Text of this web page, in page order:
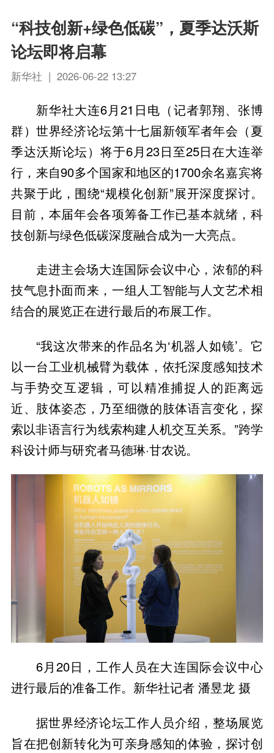
“科技创新+绿色低碳”，夏季达沃斯
论坛即将启幕
新华社 | 2026-06-22 13:27
新华社大连6月21日电（记者郭翔、张博
群）世界经济论坛第十七届新领军者年会（夏
季达沃斯论坛）将于6月23日至25日在大连举
行，来自90多个国家和地区的1700余名嘉宾将
共聚于此，围绕“规模化创新”展开深度探讨。
目前，本届年会各项筹备工作已基本就绪，科
技创新与绿色低碳深度融合成为一大亮点。
走进主会场大连国际会议中心，浓郁的科
技气息扑面而来，一组人工智能与人文艺术相
结合的展览正在进行最后的布展工作。
“我这次带来的作品名为‘机器人如镜’。它
以一台工业机械臂为载体，依托深度感知技术
与手势交互逻辑，可以精准捕捉人的距离远
近、肢体姿态，乃至细微的肢体语言变化，探
索以非语言行为线索构建人机交互关系。”跨学
科设计师与研究者马德琳·甘农说。
6月20日，工作人员在大连国际会议中心
进行最后的准备工作。新华社记者 潘昱龙 摄
据世界经济论坛工作人员介绍，整场展览
旨在把创新转化为可亲身感知的体验，探讨创